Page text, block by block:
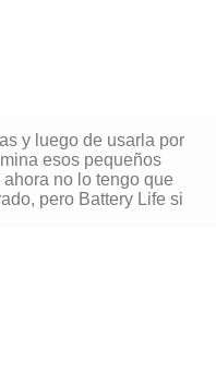
y luego de usarla por
esos pequeños
no lo tengo que
pero Battery Life si